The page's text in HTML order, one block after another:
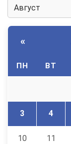
«
ПН ВТ
3 4
10 11